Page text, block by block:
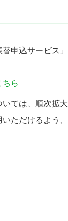
申込サービス
ちら
ては、順次拡
ただけるよう